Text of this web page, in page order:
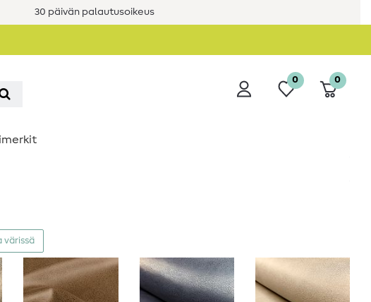
30 päivän palautusoikeus
0 0
värissä